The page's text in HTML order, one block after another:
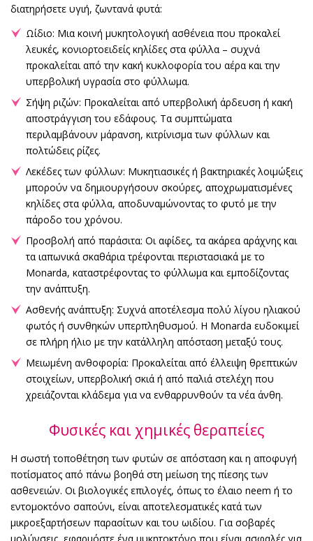
διατηρήσετε υγιή, ζωντανά φυτά:
Ωίδιο: Μια κοινή μυκητολογική ασθένεια που προκαλεί
λευκές, κονιορτοειδείς κηλίδες στα φύλλα – συχνά
προκαλείται από την κακή κυκλοφορία του αέρα και την
υπερβολική υγρασία στο φύλλωμα.
Σήψη ριζών: Προκαλείται από υπερβολική άρδευση ή κακή
αποστράγγιση του εδάφους. Τα συμπτώματα
περιλαμβάνουν μάρανση, κιτρίνισμα των φύλλων και
πολτώδεις ρίζες.
Λεκέδες των φύλλων: Μυκητιασικές ή βακτηριακές λοιμώξεις
μπορούν να δημιουργήσουν σκούρες, αποχρωματισμένες
κηλίδες στα φύλλα, αποδυναμώνοντας το φυτό με την
πάροδο του χρόνου.
Προσβολή από παράσιτα: Οι αφίδες, τα ακάρεα αράχνης και
τα ιαπωνικά σκαθάρια τρέφονται περιστασιακά με το
Monarda, καταστρέφοντας το φύλλωμα και εμποδίζοντας
την ανάπτυξη.
Ασθενής ανάπτυξη: Συχνά αποτέλεσμα πολύ λίγου ηλιακού
φωτός ή συνθηκών υπερπληθυσμού. Η Monarda ευδοκιμεί
σε πλήρη ήλιο με την κατάλληλη απόσταση μεταξύ τους.
Μειωμένη ανθοφορία: Προκαλείται από έλλειψη θρεπτικών
στοιχείων, υπερβολική σκιά ή από παλιά στελέχη που
χρειάζονται κλάδεμα για να ενθαρρυνθούν τα νέα άνθη.
Φυσικές και χημικές θεραπείες
Η σωστή τοποθέτηση των φυτών σε απόσταση και η αποφυγή
ποτίσματος από πάνω βοηθά στη μείωση της πίεσης των
ασθενειών. Οι βιολογικές επιλογές, όπως το έλαιο neem ή το
εντομοκτόνο σαπούνι, είναι αποτελεσματικές κατά των
μικροεξαρτήσεων παρασίτων και του ωιδίου. Για σοβαρές